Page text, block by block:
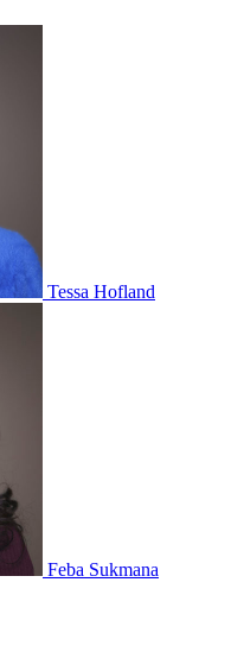
Tessa Hofland
Feba Sukmana